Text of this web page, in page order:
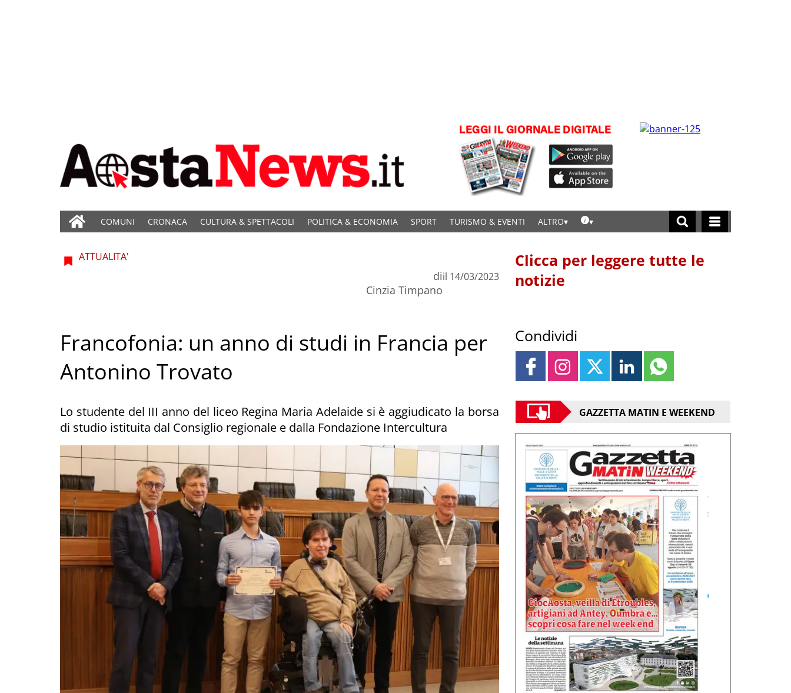
COMUNI CRONACA CULTURA & SPETTACOLI POLITICA & ECONOMIA SPORT TURISMO & EVENTI ALTRO
ATTUALITA'
di
Cinzia Timpano
il 14/03/2023
Francofonia: un anno di studi in Francia per
Antonino Trovato
Lo studente del III anno del liceo Regina Maria Adelaide si è aggiudicato la borsa
di studio istituita dal Consiglio regionale e dalla Fondazione Intercultura
Clicca per leggere tutte le
notizie
Condividi
GAZZETTA MATIN E WEEKEND